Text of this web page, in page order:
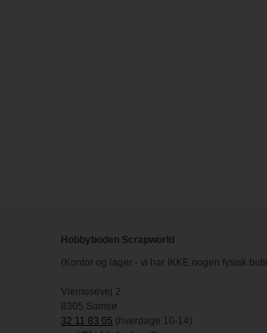
Hobbyboden Scrapworld
(Kontor og lager - vi har IKKE nogen fysisk
Viemosevej 2
8305 Samsø
32 11 83 05 (hverdage 10-14)